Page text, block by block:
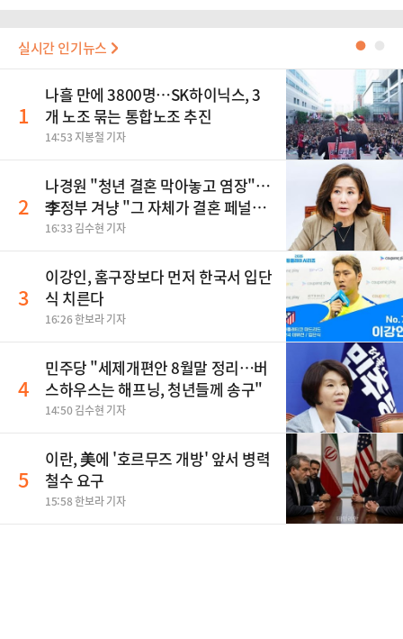
실시간 인기뉴스 ●
1
나흘 만에 3800명…SK하이닉스, 3
개 노조 묶는 통합노조 추진
14:53 지봉철 기자
2
나경원 "청년 결혼 막아놓고 염장"…
李정부 겨냥 "그 자체가 결혼 페널
티"
16:33 김수현 기자
3
이강인, 홈구장보다 먼저 한국서 입단
식 치른다
16:26 한보라 기자
4
민주당 "세제개편안 8월말 정리…버
스하우스는 해프닝, 청년들께 송구"
14:50 김수현 기자
5
이란, 美에 '호르무즈 개방' 앞서 병력
철수 요구
15:58 한보라 기자